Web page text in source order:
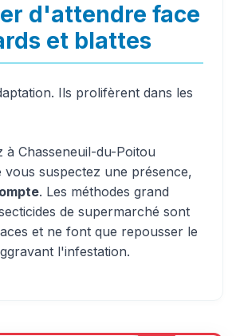
d'attendre face
et blattes
Ils prolifèrent dans les
à Chasseneuil-du-Poitou
vous suspectez une présence,
. Les méthodes grand
de supermarché sont
et ne font que repousser le
l'infestation.